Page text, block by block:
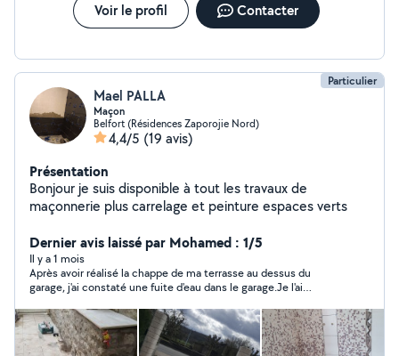
Voir le profil Contacter
Particulier
Mael PALLA
Maçon
Belfort (Résidences Zaporojie Nord)
4,4/5 (19 avis)
Présentation
Bonjour je suis disponible à tout les travaux de
maçonnerie plus carrelage et peinture espaces verts
Dernier avis laissé par Mohamed : 1/5
Il y a 1 mois
Après avoir réalisé la chappe de ma terrasse au dessus du
garage, j'ai constaté une fuite d'eau dans le garage.Je l'ai
nouvelles et je dois me debrouiller tout seul avec mon
infiltration d'eau